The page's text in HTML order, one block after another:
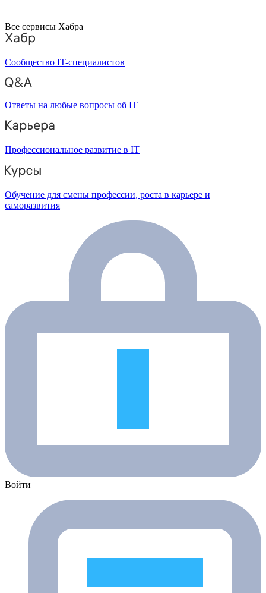
Все сервисы Хабра
Сообщество IT-специалистов
Ответы на любые вопросы об IT
Профессиональное развитие в IT
Обучение для смены профессии, роста в карьере и
саморазвития
Войти